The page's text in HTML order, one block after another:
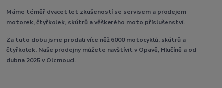
Máme téměř dvacet let zkušeností se servisem a prodejem
motorek, čtyřkolek, skútrů a věškerého moto příslušenství.
Za tuto dobu jsme prodali více něž 6000 motocyklů, skútrů a
čtyřkolek. Naše prodejny můžete navštívit v Opavě, Hlučíně a od
dubna 2025 v Olomouci.